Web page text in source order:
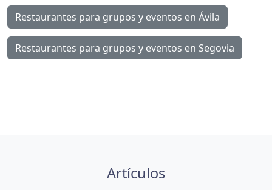
Restaurantes para grupos y eventos en Ávila
Restaurantes para grupos y eventos en Segovia
Artículos